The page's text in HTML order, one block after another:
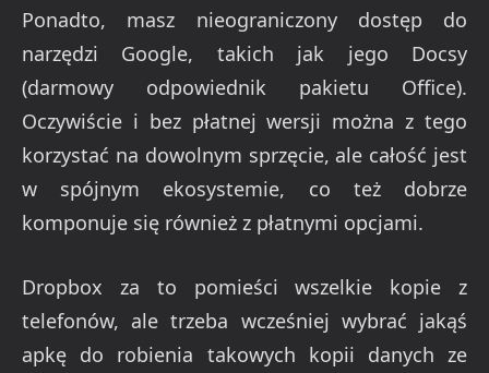
Ponadto, masz nieograniczony dostęp do
narzędzi Google, takich jak jego Docsy
(darmowy odpowiednik pakietu Office).
Oczywiście i bez płatnej wersji można z tego
korzystać na dowolnym sprzęcie, ale całość jest
w spójnym ekosystemie, co też dobrze
komponuje się również z płatnymi opcjami.
Dropbox za to pomieści wszelkie kopie z
telefonów, ale trzeba wcześniej wybrać jakąś
apkę do robienia takowych kopii danych ze